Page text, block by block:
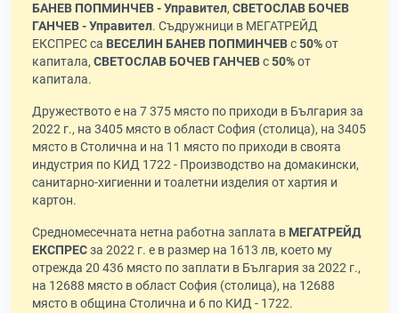
БАНЕВ ПОПМИНЧЕВ - Управител, СВЕТОСЛАВ БОЧЕВ
ГАНЧЕВ - Управител. Съдружници в МЕГАТРЕЙД
ЕКСПРЕС са ВЕСЕЛИН БАНЕВ ПОПМИНЧЕВс50%от
капитала, СВЕТОСЛАВ БОЧЕВ ГАНЧЕВс50%от
капитала.
Дружеството е на 7 375 място по приходи в България за
2022 г., на 3405 място в област София (столица), на 3405
място в Столична и на 11 място по приходи в своята
индустрия по КИД 1722 - Производство на домакински,
санитарно-хигиенни и тоалетни изделия от хартия и
картон.
Средномесечната нетна работна заплата в МЕГАТРЕЙД
ЕКСПРЕСза 2022 г. е в размер на 1613 лв, което му
отрежда 20 436 място по заплати в България за 2022 г.,
на 12688 място в област София (столица), на 12688
място в община Столична и 6 по КИД - 1722.